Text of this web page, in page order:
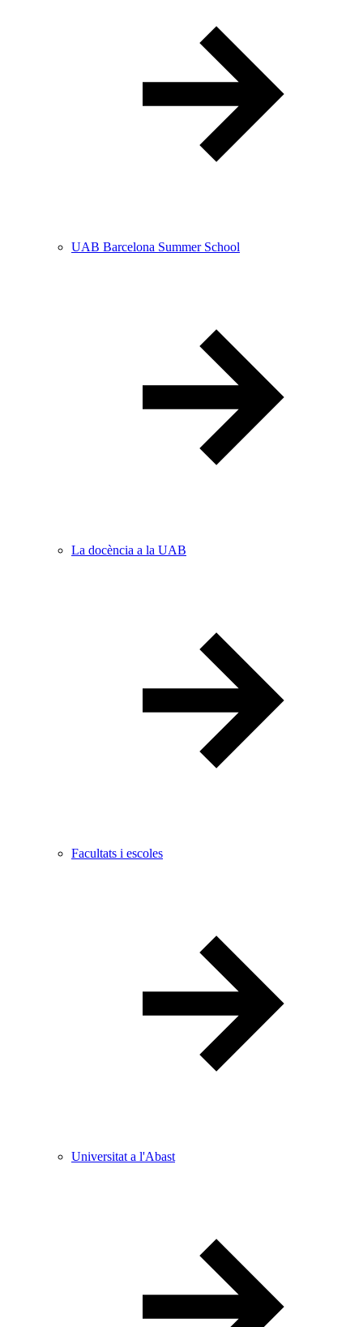
UAB Barcelona Summer School
La docència a la UAB
Facultats i escoles
Universitat a l'Abast